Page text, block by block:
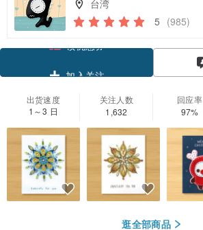
台湾
5 (985)
加入关注
出货速度
1～3 日
关注人数
1,632
回应率
97%
逛全部商品